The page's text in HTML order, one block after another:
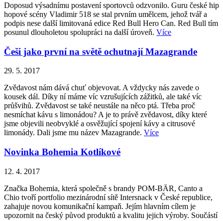
Doposud výsadnímu postavení sportovců odzvonilo. Guru české hip
hopové scény Vladimir 518 se stal prvním umělcem, jehož tvář a
podpis nese další limitovaná edice Red Bull Hero Can. Red Bull tím
posunul dlouholetou spolupráci na další úroveň. Více
Češi jako první na světě ochutnají Mazagrande
29. 5. 2017
Zvědavost nám dává chuť objevovat. A vždycky nás zavede o
kousek dál. Díky ní máme víc vzrušujících zážitků, ale také víc
průšvihů. Zvědavost se také neustále na něco ptá. Třeba proč
nesmíchat kávu s limonádou? A je to právě zvědavost, díky které
jsme objevili neobvyklé a osvěžující spojení kávy a citrusové
limonády. Dali jsme mu název Mazagrande. Více
Novinka Bohemia Kotlíkové
12. 4. 2017
Značka Bohemia, která společně s brandy POM-BÄR, Canto a
Chio tvoří portfolio mezinárodní sítě Intersnack v České republice,
zahajuje novou komunikační kampaň. Jejím hlavním cílem je
upozornit na český původ produktů a kvalitu jejich výroby. Součástí